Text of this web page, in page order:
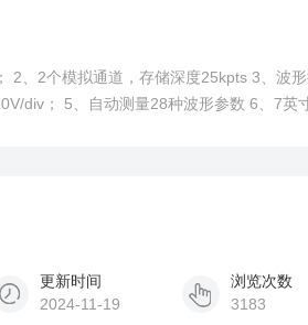
更新时间
2024-11-19
浏览次数
3183